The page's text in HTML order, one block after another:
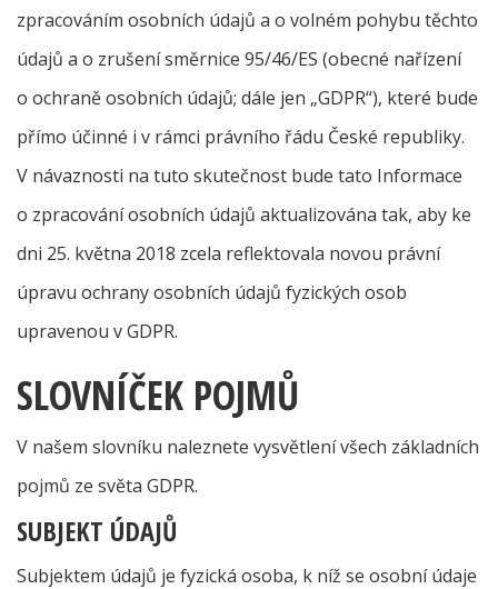
zpracováním osobních údajů a o volném pohybu těchto
údajů a o zrušení směrnice 95/46/ES (obecné nařízení
o ochraně osobních údajů; dále jen „GDPR“), které bude
přímo účinné i v rámci právního řádu České republiky.
V návaznosti na tuto skutečnost bude tato Informace
o zpracování osobních údajů aktualizována tak, aby ke
dni 25. května 2018 zcela reflektovala novou právní
úpravu ochrany osobních údajů fyzických osob
upravenou v GDPR.
SLOVNÍČEK POJMŮ
V našem slovníku naleznete vysvětlení všech základních
pojmů ze světa GDPR.
SUBJEKT ÚDAJŮ
Subjektem údajů je fyzická osoba, k níž se osobní údaje